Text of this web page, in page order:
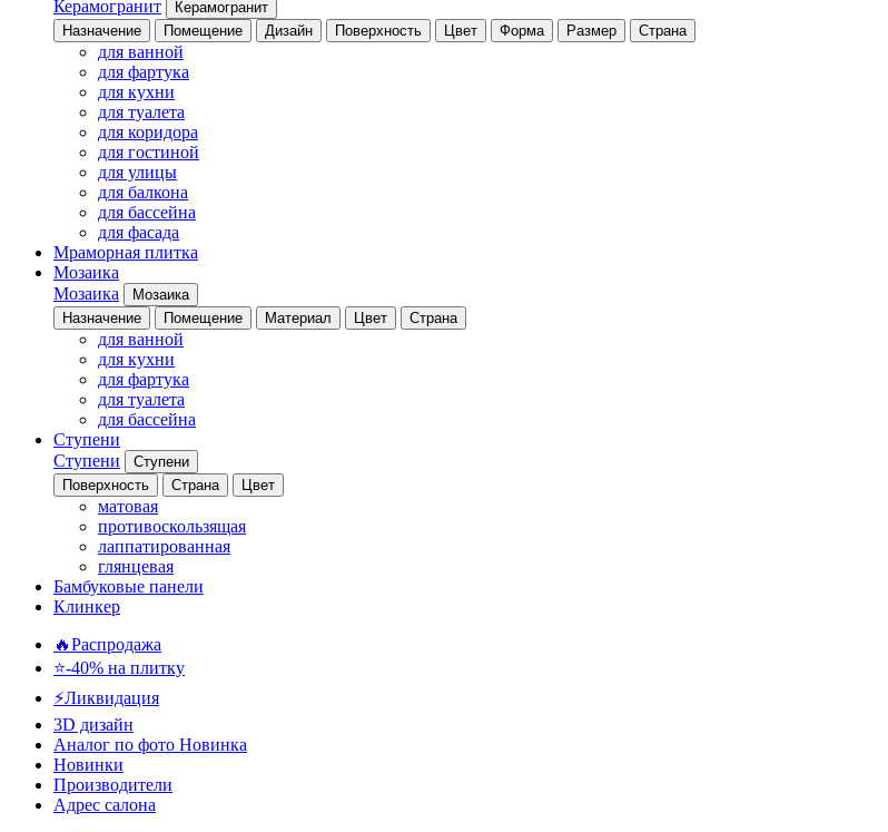
Керамогранит
Керамогранит
Назначение
Помещение Дизайн Поверхность Цвет Форма Размер Страна
для ванной
для фартука
для кухни
для туалета
для коридора
для гостиной
для улицы
для балкона
для бассейна
для фасада
Мраморная плитка
Мозаика
Мозаика
Мозаика
Назначение
Помещение Материал Цвет Страна
для ванной
для кухни
для фартука
для туалета
для бассейна
Ступени
Ступени
Ступени
Поверхность
Страна Цвет
матовая
противоскользящая
лаппатированная
глянцевая
Бамбуковые панели
Клинкер
🔥Распродажа
⭐-40% на плитку
⚡️Ликвидация
3D дизайн
Аналог по фото Новинка
Новинки
Производители
Адрес салона